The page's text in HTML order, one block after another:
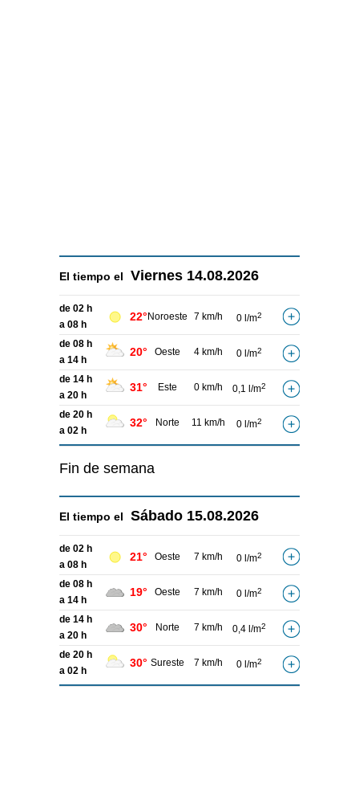
El tiempo el Viernes 14.08.2026
de 02 h
a 08 h
22° Noroeste 7 km/h 0 l/m2
de 08 h
a 14 h
20° Oeste 4 km/h 0 l/m2
de 14 h
a 20 h
31° Este 0 km/h 0,1 l/m2
de 20 h
a 02 h
32° Norte 11 km/h 0 l/m2
Fin de semana
El tiempo el Sábado 15.08.2026
de 02 h
a 08 h
21° Oeste 7 km/h 0 l/m2
de 08 h
a 14 h
19° Oeste 7 km/h 0 l/m2
de 14 h
a 20 h
30° Norte 7 km/h 0,4 l/m2
de 20 h
a 02 h
30° Sureste 7 km/h 0 l/m2